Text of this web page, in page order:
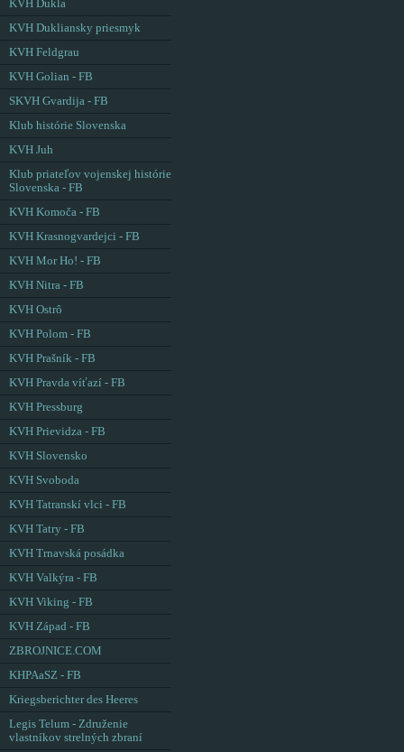
KVH Dukla
KVH Dukliansky priesmyk
KVH Feldgrau
KVH Golian - FB
SKVH Gvardija - FB
Klub histórie Slovenska
KVH Juh
Klub priateľov vojenskej histórie
Slovenska - FB
KVH Komoča - FB
KVH Krasnogvardejci - FB
KVH Mor Ho! - FB
KVH Nitra - FB
KVH Ostrô
KVH Polom - FB
KVH Prašník - FB
KVH Pravda víťazí - FB
KVH Pressburg
KVH Prievidza - FB
KVH Slovensko
KVH Svoboda
KVH Tatranskí vlci - FB
KVH Tatry - FB
KVH Trnavská posádka
KVH Valkýra - FB
KVH Viking - FB
KVH Západ - FB
ZBROJNICE.COM
KHPAaSZ - FB
Kriegsberichter des Heeres
Legis Telum - Združenie
vlastníkov strelných zbraní